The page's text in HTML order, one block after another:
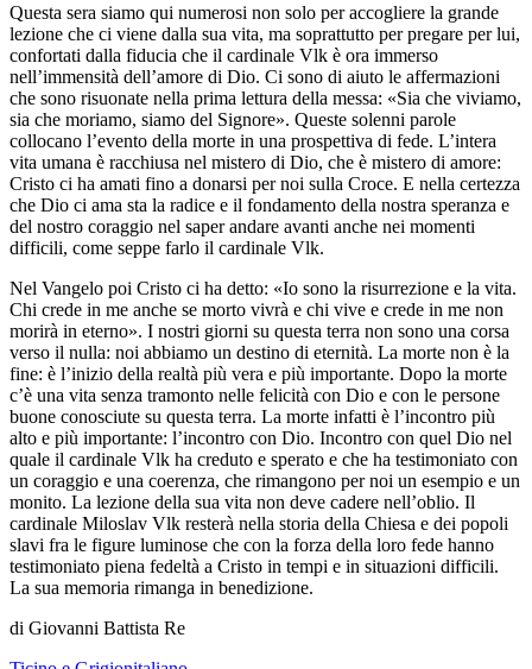
Questa sera siamo qui numerosi non solo per accogliere la grande
lezione che ci viene dalla sua vita, ma soprattutto per pregare per lui,
confortati dalla fiducia che il cardinale Vlk è ora immerso
nell’immensità dell’amore di Dio. Ci sono di aiuto le affermazioni
che sono risuonate nella prima lettura della messa: «Sia che viviamo,
sia che moriamo, siamo del Signore». Queste solenni parole
collocano l’evento della morte in una prospettiva di fede. L’intera
vita umana è racchiusa nel mistero di Dio, che è mistero di amore:
Cristo ci ha amati fino a donarsi per noi sulla Croce. E nella certezza
che Dio ci ama sta la radice e il fondamento della nostra speranza e
del nostro coraggio nel saper andare avanti anche nei momenti
difficili, come seppe farlo il cardinale Vlk.
Nel Vangelo poi Cristo ci ha detto: «Io sono la risurrezione e la vita.
Chi crede in me anche se morto vivrà e chi vive e crede in me non
morirà in eterno». I nostri giorni su questa terra non sono una corsa
verso il nulla: noi abbiamo un destino di eternità. La morte non è la
fine: è l’inizio della realtà più vera e più importante. Dopo la morte
c’è una vita senza tramonto nelle felicità con Dio e con le persone
buone conosciute su questa terra. La morte infatti è l’incontro più
alto e più importante: l’incontro con Dio. Incontro con quel Dio nel
quale il cardinale Vlk ha creduto e sperato e che ha testimoniato con
un coraggio e una coerenza, che rimangono per noi un esempio e un
monito. La lezione della sua vita non deve cadere nell’oblio. Il
cardinale Miloslav Vlk resterà nella storia della Chiesa e dei popoli
slavi fra le figure luminose che con la forza della loro fede hanno
testimoniato piena fedeltà a Cristo in tempi e in situazioni difficili.
La sua memoria rimanga in benedizione.
di Giovanni Battista Re